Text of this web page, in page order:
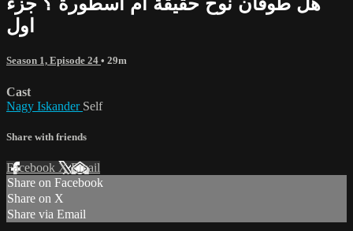
اول
Season 1, Episode 24 • 29m
Cast
Nagy Iskander Self
Share with friends
Facebook XEmail
Share on Facebook
Share on X
Share via Email